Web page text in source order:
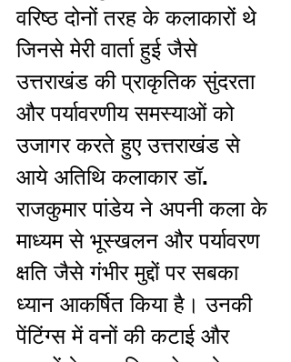
वरिष्ठ दोनों तरह के कलाकारों थे
जिनसे मेरी वार्ता हुई जैसे
उत्तराखंड की प्राकृतिक सुंदरता
और पर्यावरणीय समस्याओं को
उजागर करते हुए उत्तराखंड से
आये अतिथि कलाकार डॉ.
राजकुमार पांडेय ने अपनी कला के
माध्यम से भूस्खलन और पर्यावरण
क्षति जैसे गंभीर मुद्दों पर सबका
ध्यान आकर्षित किया है। उनकी
पेंटिंग्स में वनों की कटाई और